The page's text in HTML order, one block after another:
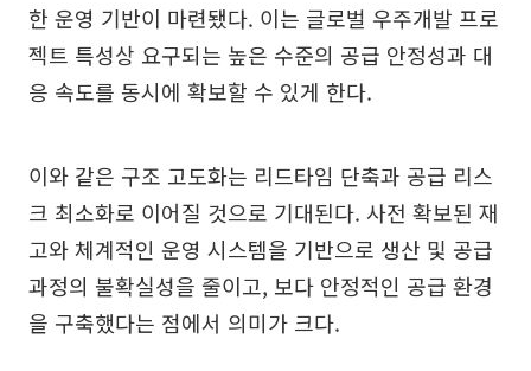
한 운영 기반이 마련됐다. 이는 글로벌 우주개발 프로
젝트 특성상 요구되는 높은 수준의 공급 안정성과 대
응 속도를 동시에 확보할 수 있게 한다.
이와 같은 구조 고도화는 리드타임 단축과 공급 리스
크 최소화로 이어질 것으로 기대된다. 사전 확보된 재
고와 체계적인 운영 시스템을 기반으로 생산 및 공급
과정의 불확실성을 줄이고, 보다 안정적인 공급 환경
을 구축했다는 점에서 의미가 크다.